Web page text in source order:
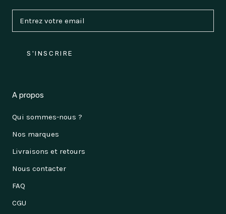
S'INSCRIRE
A propos
Qui sommes-nous ?
Nos marques
Livraisons et retours
Nous contacter
FAQ
CGU